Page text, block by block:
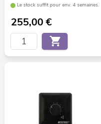
Le stock suffit pour env. 4 semaines.
255,00€